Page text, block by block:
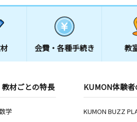
会費・ 各種手続き 教
材ごとの特長
学
KUMON体験者
KUMON BUZZ